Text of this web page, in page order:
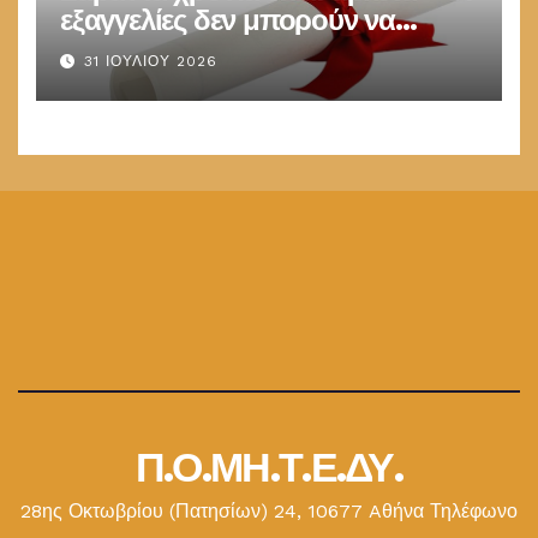
εξαγγελίες δεν μπορούν να
παραμένουν στις καλένδες
31 ΙΟΥΛΊΟΥ 2026
Π.Ο.ΜΗ.Τ.Ε.ΔΥ.
28ης Οκτωβρίου (Πατησίων) 24, 10677 Aθήνα Τηλέφωνο